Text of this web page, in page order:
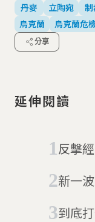
丹麥 立陶宛
烏克蘭
烏克蘭危
分享
延伸閱讀
反擊
新一
到底